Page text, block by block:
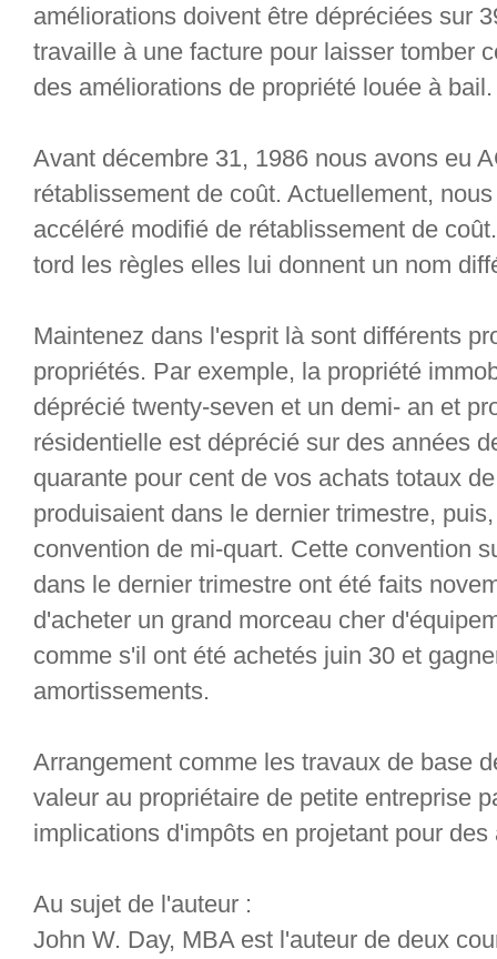
améliorations doivent être dépréciées sur
travaille à une facture pour laisser tomber
des améliorations de propriété louée à bail.
Avant décembre 31, 1986 nous avons eu
rétablissement de coût. Actuellement,
accéléré modifié de rétablissement de
tord les règles elles lui donnent un nom
Maintenez dans l'esprit là sont différents
propriétés. Par exemple, la propriété
déprécié twenty-seven et un demi- an et
résidentielle est déprécié sur des années
quarante pour cent de vos achats totaux
produisaient dans le dernier trimestre,
convention de mi-quart. Cette convention
dans le dernier trimestre ont été faits
d'acheter un grand morceau cher
comme s'il ont été achetés juin 30 et
amortissements.
Arrangement comme les travaux de base
valeur au propriétaire de petite entreprise
implications d'impôts en projetant pour
Au sujet de l'auteur :
John W. Day, MBA est l'auteur de deux